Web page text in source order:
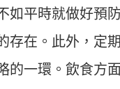
如平時就做好預
存在。此外，定
的一環。飲食方